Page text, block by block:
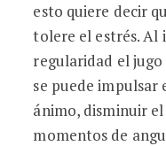
esto quiere decir
tolere el estrés. Al
regularidad el
se puede impulsar
ánimo, disminuir
momentos de